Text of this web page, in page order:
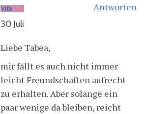
Vita
30 Juli
Antworten
Liebe Tabea,
mir fällt es auch nicht immer
leicht Freundschaften aufrecht
zu erhalten. Aber solange ein
paar wenige da bleiben, reicht